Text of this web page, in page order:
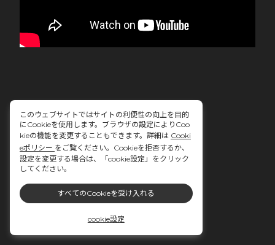
このウェブサイトではサイトの利便性の向上を目的
にCookieを使用します。ブラウザの設定によりCoo
kieの機能を変更することもできます。詳細は Cooki
eポリシー をご覧ください。Cookieを拒否するか、
設定を変更する場合は、「cookie設定」をクリック
してください。
すべてのCookieを受け入れる
cookie設定